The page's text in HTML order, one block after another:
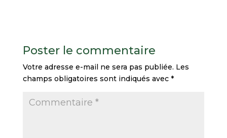
Poster le commentaire
Votre adresse e-mail ne sera pas publiée. Les
champs obligatoires sont indiqués avec *